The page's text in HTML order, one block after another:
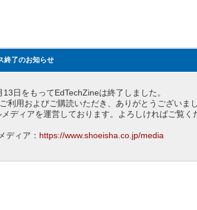
終了のお知らせ
13日をもってEdTechZineは終了しました。
利用およびご購読いただき、ありがとうございまし
ディアを運営しております。よろしければご覧く
ディア： https://www.shoeisha.co.jp/media